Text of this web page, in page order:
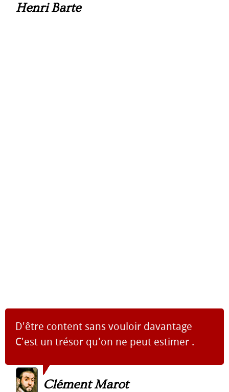
Henri Barte
D'être content sans vouloir davantage
C'est un trésor qu'on ne peut estimer .
Clément Marot